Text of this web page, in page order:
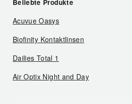
Beliebte Produkte
Acuvue Oasys
Biofinity Kontaktlinsen
Dailies Total 1
Air Optix Night and Day